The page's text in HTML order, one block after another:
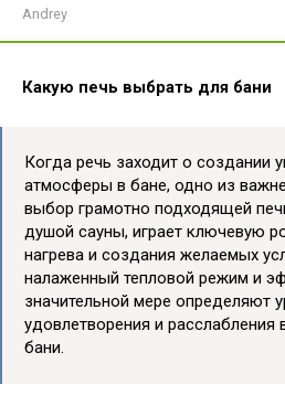
Andrey
Какую печь выбрать для бани
Когда речь заходит о создании
атмосферы в бане, одно из
выбор грамотно подходящей
душой сауны, играет ключевую
нагрева и создания желаемых
налаженный тепловой режим и
значительной мере определяют
удовлетворения и
бани.